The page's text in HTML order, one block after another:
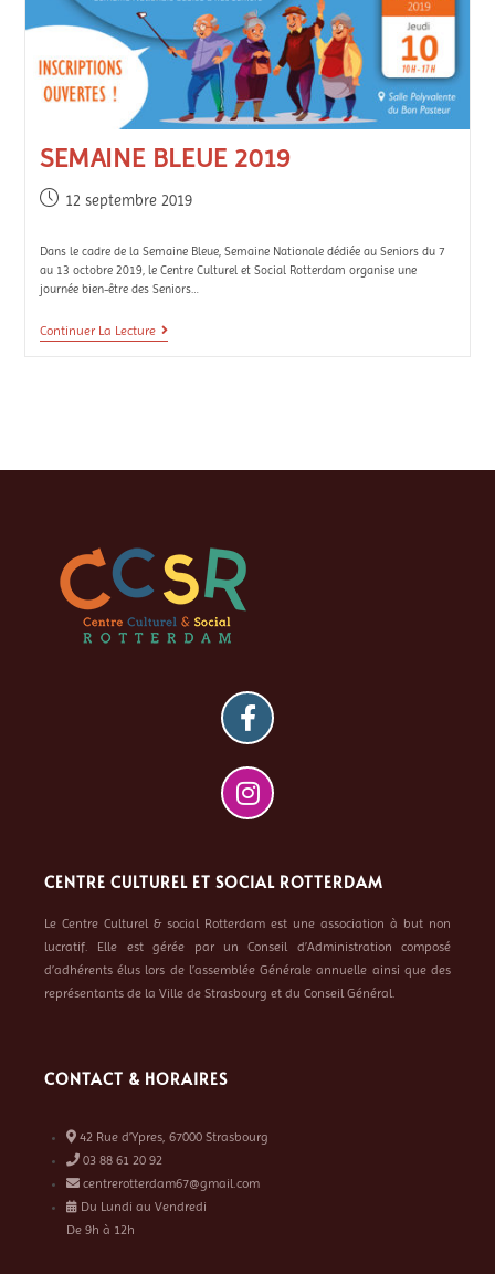
SEMAINE BLEUE 2019
12 septembre 2019
Dans le cadre de la Semaine Bleue, Semaine Nationale dédiée au Seniors du 7
au 13 octobre 2019, le Centre Culturel et Social Rotterdam organise une
journée bien-être des Seniors…
Continuer La Lecture
CENTRE CULTUREL ET SOCIAL ROTTERDAM
Le Centre Culturel & social Rotterdam est une association à but non
lucratif. Elle est gérée par un Conseil d’Administration composé
d’adhérents élus lors de l’assemblée Générale annuelle ainsi que des
représentants de la Ville de Strasbourg et du Conseil Général.
CONTACT & HORAIRES
42 Rue d’Ypres, 67000 Strasbourg
03 88 61 20 92
centrerotterdam67@gmail.com
Du Lundi au Vendredi
De 9h à 12h